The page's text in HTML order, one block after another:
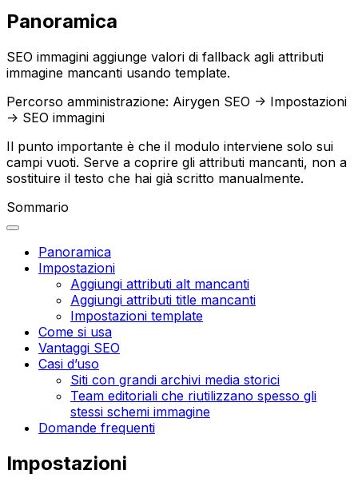
Panoramica
SEO immagini aggiunge valori di fallback agli attributi
immagine mancanti usando template.
Percorso amministrazione: Airygen SEO -> Impostazioni
-> SEO immagini
Il punto importante è che il modulo interviene solo sui
campi vuoti. Serve a coprire gli attributi mancanti, non a
sostituire il testo che hai già scritto manualmente.
Sommario
Panoramica
Impostazioni
Aggiungi attributi alt mancanti
Aggiungi attributi title mancanti
Impostazioni template
Come si usa
Vantaggi SEO
Casi d’uso
Siti con grandi archivi media storici
Team editoriali che riutilizzano spesso gli
stessi schemi immagine
Domande frequenti
Impostazioni